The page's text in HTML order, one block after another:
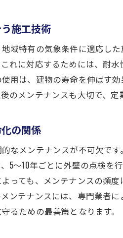
日中と夜間
温度変化に
冬季の凍結
奈良県特有
安心して冬を迎
冬の寒冷対
凍結による
冬期の施工に
施工技術
域特有の気象条件に適応し
れに対応するためには、耐
用は、建物の寿命を伸ばす
のメンテナンスも大切で、
の関係
なメンテナンスが不可欠で
5〜10年ごとに外壁の点検
っても、メンテナンスの頻
ンテナンスには、専門業者
るための最善策となります。